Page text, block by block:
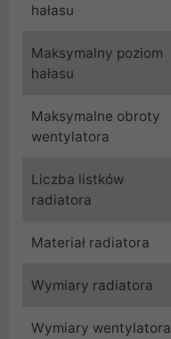
hałasu
Maksymalny poziom
hałasu
Maksymalne obroty
wentylatora
Liczba listków
radiatora
Materiał radiatora
Wymiary radiatora
Wymiary wentylatora